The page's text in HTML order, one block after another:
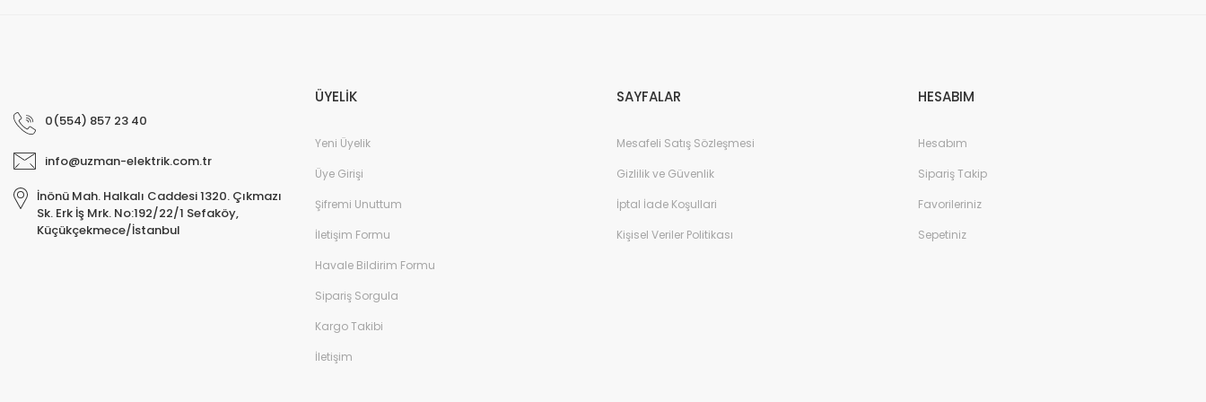
0(554) 857 23 40
info@uzman-elektrik.com.tr
İnönü Mah. Halkalı Caddesi 1320. Çıkmazı
Sk. Erk İş Mrk. No:192/22/1 Sefaköy,
Küçükçekmece/İstanbul
ÜYELİK
Yeni Üyelik
Üye Girişi
Şifremi Unuttum
İletişim Formu
Havale Bildirim Formu
Sipariş Sorgula
Kargo Takibi
İletişim
SAYFALAR
Mesafeli Satış Sözleşmesi
Gizlilik ve Güvenlik
İptal İade Koşullari
Kişisel Veriler Politikası
HESABIM
Hesabım
Sipariş Takip
Favorileriniz
Sepetiniz